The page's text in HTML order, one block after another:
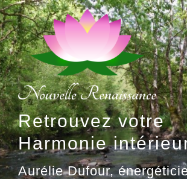
Aller
au
contenu
principal
Retrouvez votre
Harmonie
Aurélie Dufour,